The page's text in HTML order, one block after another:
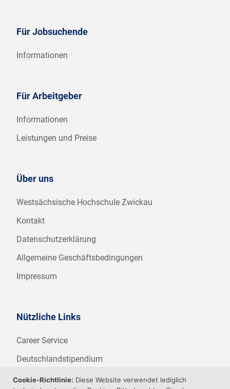
Für Jobsuchende
Informationen
Für Arbeitgeber
Informationen
Leistungen und Preise
Über uns
Westsächsische Hochschule Zwickau
Kontakt
Datenschutzerklärung
Allgemeine Geschäftsbedingungen
Impressum
Nützliche Links
Career Service
Deutschlandstipendium
WHZ Firmenstipendium
Cookie-Richtlinie: Diese Website verwendet lediglich